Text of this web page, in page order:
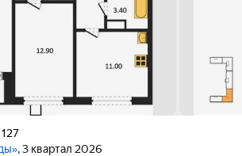
127
, 3 квартал 2026